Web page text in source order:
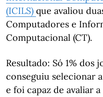
(ICILS) que avaliou
Computadores e
Computacional (CT).
Resultado: Só 1% dos
conseguiu selecionar
e foi capaz de avaliar